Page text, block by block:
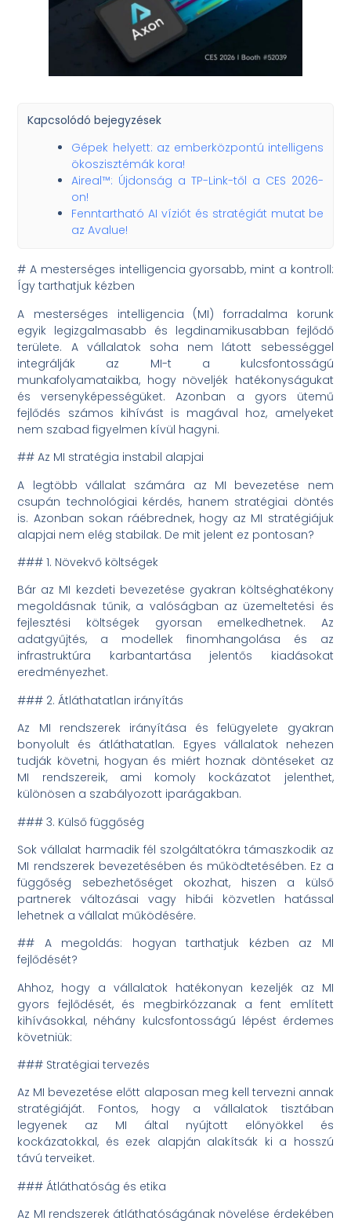
Kapcsolódó bejegyzések
Gépek helyett: az emberközpontú intelligens
ökoszisztémák kora!
Aireal™: Újdonság a TP-Link-től a CES 2026-
on!
Fenntartható AI víziót és stratégiát mutat be
az Avalue!
# A mesterséges intelligencia gyorsabb, mint a kontroll:
Így tarthatjuk kézben
A mesterséges intelligencia (MI) forradalma korunk
egyik legizgalmasabb és legdinamikusabban fejlődő
területe. A vállalatok soha nem látott sebességgel
integrálják az MI-t a kulcsfontosságú
munkafolyamataikba, hogy növeljék hatékonyságukat
és versenyképességüket. Azonban a gyors ütemű
fejlődés számos kihívást is magával hoz, amelyeket
nem szabad figyelmen kívül hagyni.
## Az MI stratégia instabil alapjai
A legtöbb vállalat számára az MI bevezetése nem
csupán technológiai kérdés, hanem stratégiai döntés
is. Azonban sokan ráébrednek, hogy az MI stratégiájuk
alapjai nem elég stabilak. De mit jelent ez pontosan?
### 1. Növekvő költségek
Bár az MI kezdeti bevezetése gyakran költséghatékony
megoldásnak tűnik, a valóságban az üzemeltetési és
fejlesztési költségek gyorsan emelkedhetnek. Az
adatgyűjtés, a modellek finomhangolása és az
infrastruktúra karbantartása jelentős kiadásokat
eredményezhet.
### 2. Átláthatatlan irányítás
Az MI rendszerek irányítása és felügyelete gyakran
bonyolult és átláthatatlan. Egyes vállalatok nehezen
tudják követni, hogyan és miért hoznak döntéseket az
MI rendszereik, ami komoly kockázatot jelenthet,
különösen a szabályozott iparágakban.
### 3. Külső függőség
Sok vállalat harmadik fél szolgáltatókra támaszkodik az
MI rendszerek bevezetésében és működtetésében. Ez a
függőség sebezhetőséget okozhat, hiszen a külső
partnerek változásai vagy hibái közvetlen hatással
lehetnek a vállalat működésére.
## A megoldás: hogyan tarthatjuk kézben az MI
fejlődését?
Ahhoz, hogy a vállalatok hatékonyan kezeljék az MI
gyors fejlődését, és megbirkózzanak a fent említett
kihívásokkal, néhány kulcsfontosságú lépést érdemes
követniük:
### Stratégiai tervezés
Az MI bevezetése előtt alaposan meg kell tervezni annak
stratégiáját. Fontos, hogy a vállalatok tisztában
legyenek az MI által nyújtott előnyökkel és
kockázatokkal, és ezek alapján alakítsák ki a hosszú
távú terveiket.
### Átláthatóság és etika
Az MI rendszerek átláthatóságának növelése érdekében